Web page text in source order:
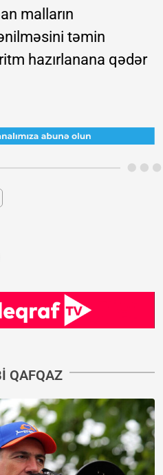
malların
təmin
hazırlanana qədər
QAFQAZ